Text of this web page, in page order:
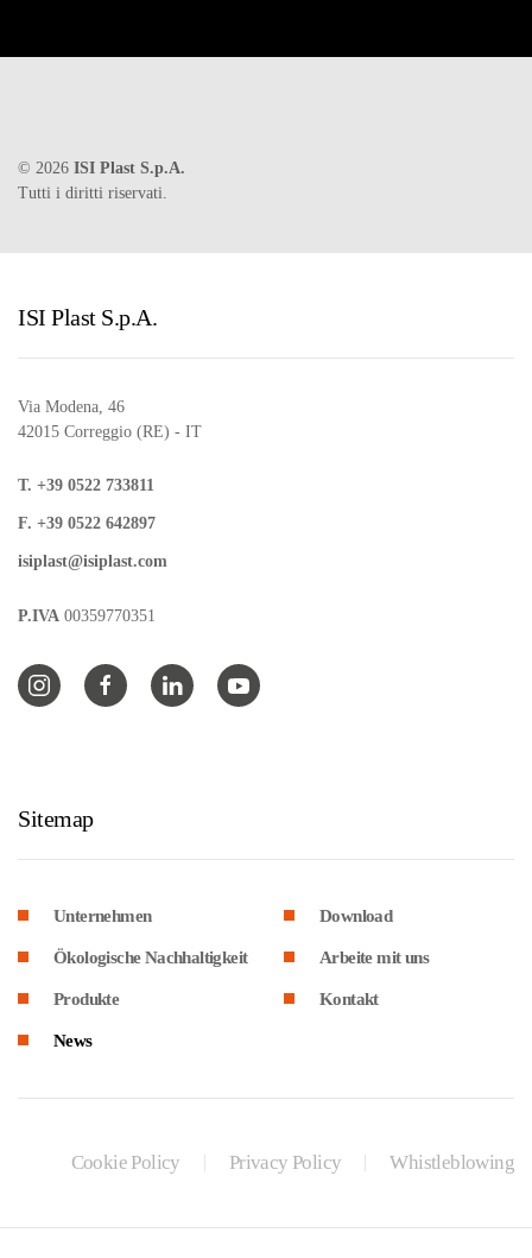
© 2026 ISI Plast S.p.A.
Tutti i diritti riservati.
ISI Plast S.p.A.
Via Modena, 46
42015 Correggio (RE) - IT
T. +39 0522 733811
F. +39 0522 642897
isiplast@isiplast.com
P.IVA 00359770351
Sitemap
Unternehmen
Ökologische Nachhaltigkeit
Produkte
News
Download
Arbeite mit uns
Kontakt
Cookie Policy Privacy Policy Whistleblowing